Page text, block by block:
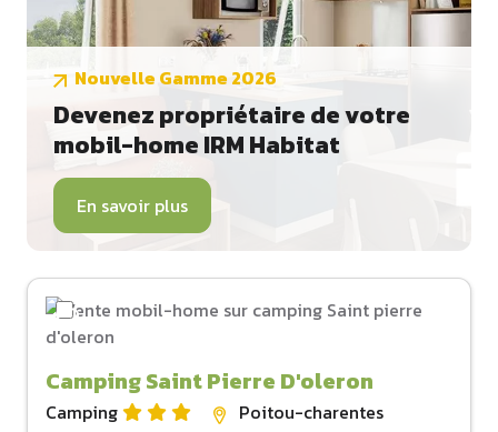
Nouvelle Gamme 2026
Devenez propriétaire de votre
mobil-home IRM Habitat
En savoir plus
Camping Saint Pierre D'oleron
Camping
Poitou-charentes